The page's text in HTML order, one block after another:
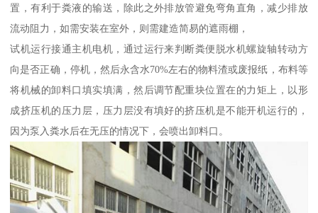
置，有利于粪液的输送，除此之外排放管避免弯角直角，减少排放
流动阻力，如需安装在室外，则需建造简易的遮雨棚，
试机运行接通主机电机，通过运行来判断粪便脱水机螺旋轴转动方
向是否正确，停机，然后永含水70%左右的物料渣或废报纸，布料等
将机械的卸料口填实填满，然后调节配重块位置在的力矩上，以形
成挤压机的压力层，压力层没有填好的挤压机是不能开机运行的，
因为泵入粪水后在无压的情况下，会喷出卸料口。